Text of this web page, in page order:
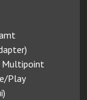
Multipoint
Play